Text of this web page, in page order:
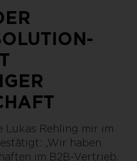
Lukas Rehling mir im
„Wir haben
im B2B-Vertrieb.